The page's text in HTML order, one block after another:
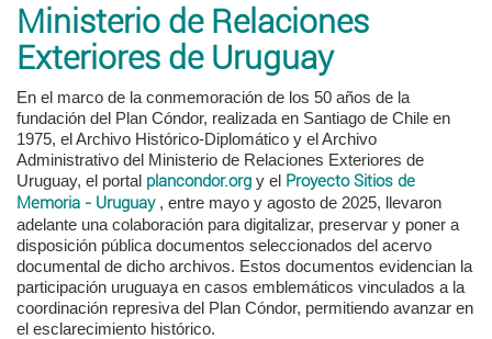
Ministerio de Relaciones
Exteriores de Uruguay
En el marco de la conmemoración de los 50 años de la
fundación del Plan Cóndor, realizada en Santiago de Chile en
1975, el Archivo Histórico-Diplomático y el Archivo
Administrativo del Ministerio de Relaciones Exteriores de
Uruguay, el portal plancondor.org y el Proyecto Sitios de
Memoria - Uruguay , entre mayo y agosto de 2025, llevaron
adelante una colaboración para digitalizar, preservar y poner a
disposición pública documentos seleccionados del acervo
documental de dicho archivos. Estos documentos evidencian la
participación uruguaya en casos emblemáticos vinculados a la
coordinación represiva del Plan Cóndor, permitiendo avanzar en
el esclarecimiento histórico.